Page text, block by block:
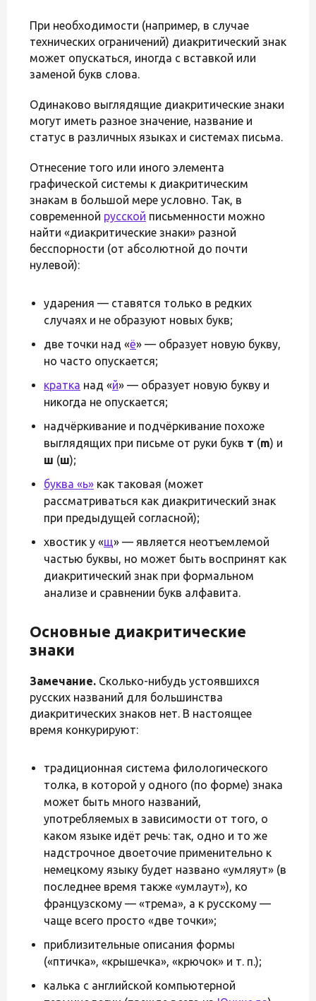
При необходимости (например, в случае
технических ограничений) диакритический знак
может опускаться, иногда с вставкой или
заменой букв слова.
Одинаково выглядящие диакритические знаки
могут иметь разное значение, название и
статус в различных языках и системах письма.
Отнесение того или иного элемента
графической системы к диакритическим
знакам в большой мере условно. Так, в
современной русской письменности можно
найти «диакритические знаки» разной
бесспорности (от абсолютной до почти
нулевой):
ударения — ставятся только в редких
случаях и не образуют новых букв;
две точки над «ё» — образует новую букву,
но часто опускается;
кратка над «й» — образует новую букву и
никогда не опускается;
надчёркивание и подчёркивание похоже
выглядящих при письме от руки букв т (m) и
ш (ш);
буква «ь» как таковая (может
рассматриваться как диакритический знак
при предыдущей согласной);
хвостик у «щ» — является неотъемлемой
частью буквы, но может быть воспринят как
диакритический знак при формальном
анализе и сравнении букв алфавита.
Основные диакритические
знаки
Замечание. Сколько-нибудь устоявшихся
русских названий для большинства
диакритических знаков нет. В настоящее
время конкурируют:
традиционная система филологического
толка, в которой у одного (по форме) знака
может быть много названий,
употребляемых в зависимости от того, о
каком языке идёт речь: так, одно и то же
надстрочное двоеточие применительно к
немецкому языку будет названо «умляут» (в
последнее время также «умлаут»), ко
французскому — «трема», а к русскому —
чаще всего просто «две точки»;
приблизительные описания формы
(«птичка», «крышечка», «крючок» и т. п.);
калька с английской компьютерной